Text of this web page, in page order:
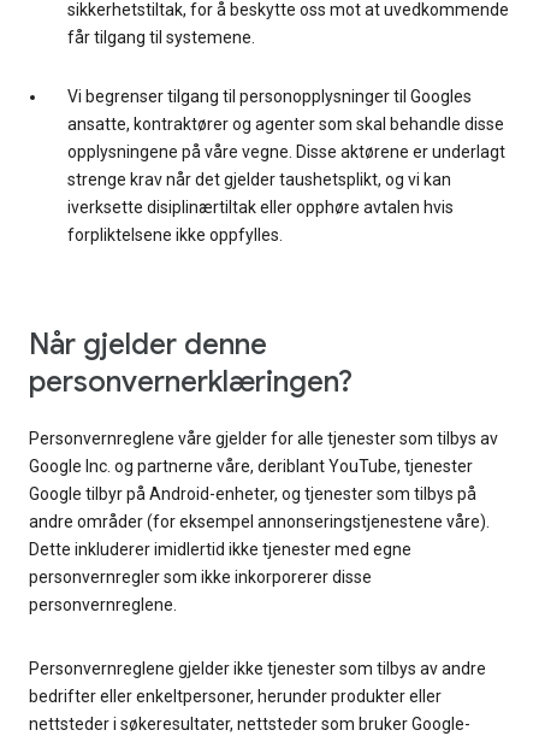
sikkerhetstiltak, for å beskytte oss mot at uvedkommende
får tilgang til systemene.
Vi begrenser tilgang til personopplysninger til Googles
ansatte, kontraktører og agenter som skal behandle disse
opplysningene på våre vegne. Disse aktørene er underlagt
strenge krav når det gjelder taushetsplikt, og vi kan
iverksette disiplinærtiltak eller opphøre avtalen hvis
forpliktelsene ikke oppfylles.
Når gjelder denne
personvernerklæringen?
Personvernreglene våre gjelder for alle tjenester som tilbys av
Google Inc. og partnerne våre, deriblant YouTube, tjenester
Google tilbyr på Android-enheter, og tjenester som tilbys på
andre områder (for eksempel annonseringstjenestene våre).
Dette inkluderer imidlertid ikke tjenester med egne
personvernregler som ikke inkorporerer disse
personvernreglene.
Personvernreglene gjelder ikke tjenester som tilbys av andre
bedrifter eller enkeltpersoner, herunder produkter eller
nettsteder i søkeresultater, nettsteder som bruker Google-